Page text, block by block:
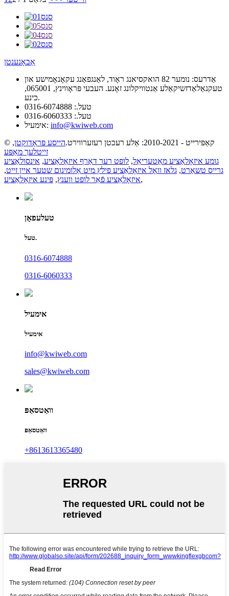
אַבאָנענטן
אַדרעס:
נומער 82 הואקסיאנג ראָוד, לאַנגפאַנג עקאָנאָמישע און
טעקנאַלאַדזשיקאַלע אַנטוויקלונג זאָנע. העבעי פּראָווינץ, 065001,
כינע.
טעל.: 0316-6074888
טעל.: 0316-6060333
אימעיל: info@kwiweb.com
© קאַפּירייט - 2010-2021: אַלע רעכטן רעזערווירט.
הייסע פּראָדוקטן,
זייטלעך מאַפּע
גומע איזאָלאַציע מאַטעריאַל, לופט רער דאַרף איזאָלאַציע, אינסולאַציע
גרייס טשאַרט, גלאז וואָל איזאָלאַציע פילץ מיט אַלומינום שטער איין זייט,
איזאָלאַציע פֿאַר לופט ווענץ, פּינע איזאָלאַציע ,
טעלעפאָן
טעל.
0316-6074888
0316-6060333
אימעיל
אימעיל
info@kwiweb.com
sales@kwiweb.com
וואַטסאַפּ
וואַטסאַפּ
+8613613365480